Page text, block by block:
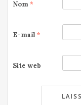
Nom *
E-mail *
Site web